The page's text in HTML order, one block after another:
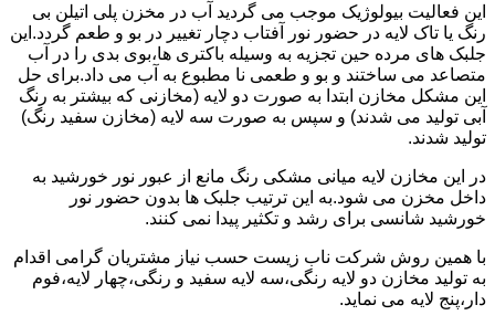
این فعالیت بیولوژیک موجب می گردید آب در مخزن پلی اتیلن بی
رنگ یا تاک لایه در حضور نور آفتاب دچار تغییر در بو و طعم گردد.این
جلبک های مرده حین تجزیه به وسیله باکتری ها،بوی بدی را در آب
متصاعد می ساختند و بو و طعمی نا مطبوع به آب می داد.برای حل
این مشکل مخازن ابتدا به صورت دو لایه (مخازنی که بیشتر به رنگ
آبی تولید می شدند) و سپس به صورت سه لایه (مخازن سفید رنگ)
تولید شدند.
در این مخازن لایه میانی مشکی رنگ مانع از عبور نور خورشید به
داخل مخزن می شود.به این ترتیب جلبک ها بدون حضور نور
خورشید شانسی برای رشد و تکثیر پیدا نمی کنند.
با همین روش شرکت ناب زیست حسب نیاز مشتریان گرامی اقدام
به تولید مخازن دو لایه رنگی،سه لایه سفید و رنگی،چهار لایه،فوم
دار،پنج لایه می نماید.